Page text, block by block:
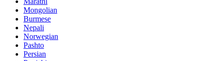
Mongolian
Burmese
Nepali
Norwegian
Pashto
Persian